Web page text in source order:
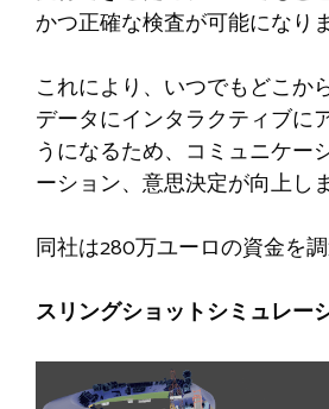
かつ正確な検査が可能になり
これにより、いつでもどこか
データにインタラクティブに
うになるため、コミュニケー
ーション、意思決定が向上し
同社は280万ユーロの資金を調
スリングショットシミュレー